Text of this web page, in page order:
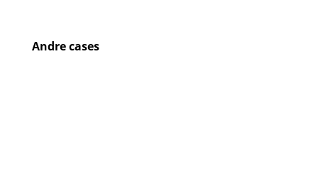
Andre cases